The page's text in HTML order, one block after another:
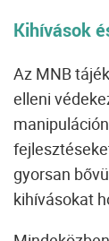
Kihívások
Az MNB
elleni
gyorsan
kihívásokat